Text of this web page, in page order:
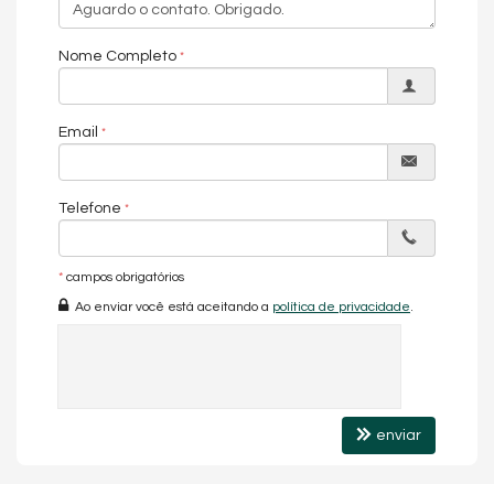
Endereço:
Rua Dona Emma 145
São Francisco do Sul /SC
ver mapa abaixo
Nome Completo
Email
Telefone
* campos obrigatórios
Ao enviar você está aceitando a política de privacidade
enviar